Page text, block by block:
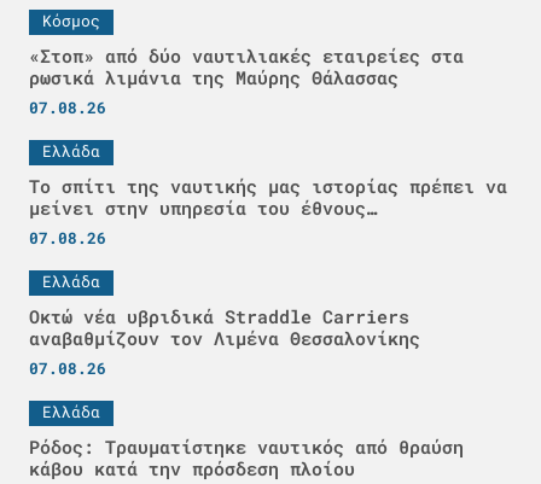
Κόσμος
«Στοπ» από δύο ναυτιλιακές εταιρείες στα
ρωσικά λιμάνια της Μαύρης Θάλασσας
07.08.26
Ελλάδα
Το σπίτι της ναυτικής μας ιστορίας πρέπει να
μείνει στην υπηρεσία του έθνους…
07.08.26
Ελλάδα
Οκτώ νέα υβριδικά Straddle Carriers
αναβαθμίζουν τον Λιμένα Θεσσαλονίκης
07.08.26
Ελλάδα
Ρόδος: Τραυματίστηκε ναυτικός από θραύση
κάβου κατά την πρόσδεση πλοίου